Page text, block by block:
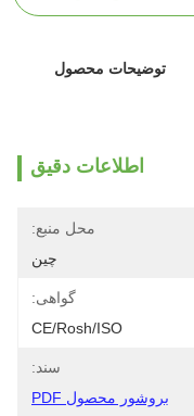
توضیحات محصول
اطلاعات دقیق
محل منبع:
چین
گواهی:
CE/Rosh/ISO
سند:
بروشور محصول PDF